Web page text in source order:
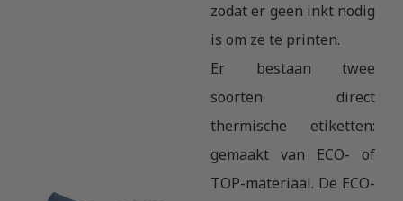
zodat er geen inkt nodig
is om ze te printen.
Er bestaan twee
soorten direct
thermische etiketten:
gemaakt van ECO- of
TOP-materiaal. De ECO-